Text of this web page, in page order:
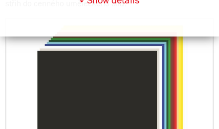
střih do cenného uměleckého díla.